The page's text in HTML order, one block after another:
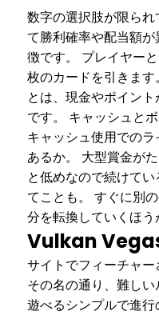
数字の選択肢が限ら
て勝利確率や配当額
徴です。 プレイヤー
枚のカードを引きま
とは、現金やポイン
です。 キャッシュと
キャッシュ使用での
あるか。 大型賞金が
と低めなので続けて
てことも。 すぐに別
分を転換していくほう
Vulkan
サイトでフィーチャー
その名の通り、難し
遊べるシンプルで進